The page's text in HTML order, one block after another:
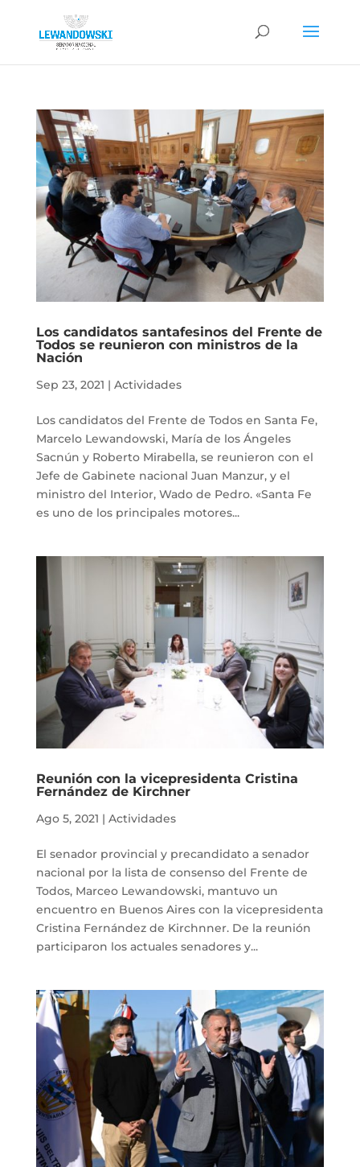
Los candidatos santafesinos del Frente de
Todos se reunieron con ministros de la
Nación
Sep 23, 2021 | Actividades
Los candidatos del Frente de Todos en Santa Fe,
Marcelo Lewandowski, María de los Ángeles
Sacnún y Roberto Mirabella, se reunieron con el
Jefe de Gabinete nacional Juan Manzur, y el
ministro del Interior, Wado de Pedro. «Santa Fe
es uno de los principales motores...
Reunión con la vicepresidenta Cristina
Fernández de Kirchner
Ago 5, 2021 | Actividades
El senador provincial y precandidato a senador
nacional por la lista de consenso del Frente de
Todos, Marceo Lewandowski, mantuvo un
encuentro en Buenos Aires con la vicepresidenta
Cristina Fernández de Kirchnner. De la reunión
participaron los actuales senadores y...